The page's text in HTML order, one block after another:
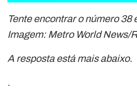
Tente encontrar o número 38
Imagem: Metro World News/
A resposta está mais abaixo.
.